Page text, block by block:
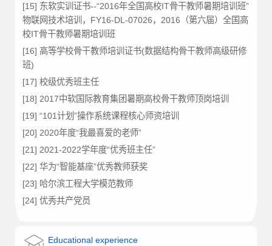
[15] 东软实训证书--“2016年全国高校IT骨干教师暑期培训班”
物联网技术培训，FY16-DL-07026，2016（第六届）全国高
校IT骨干教师暑期培训班
[16] 高等学校骨干教师培训证书(数据结构骨干教师高级研修
班)
[17] 校级优秀班主任
[18] 2017中软国际教育集团暑期高校骨干教师顶岗培训
[19] “101计划”操作系统课程核心师资培训
[20] 2020年度“我最喜爱的老师”
[21] 2021-2022学年度“优秀班主任”
[22] 华为“智能基座”优秀教师获奖
[23] 哈尔滨工程大学模范教师
[24] 优秀共产党员
Educational experience